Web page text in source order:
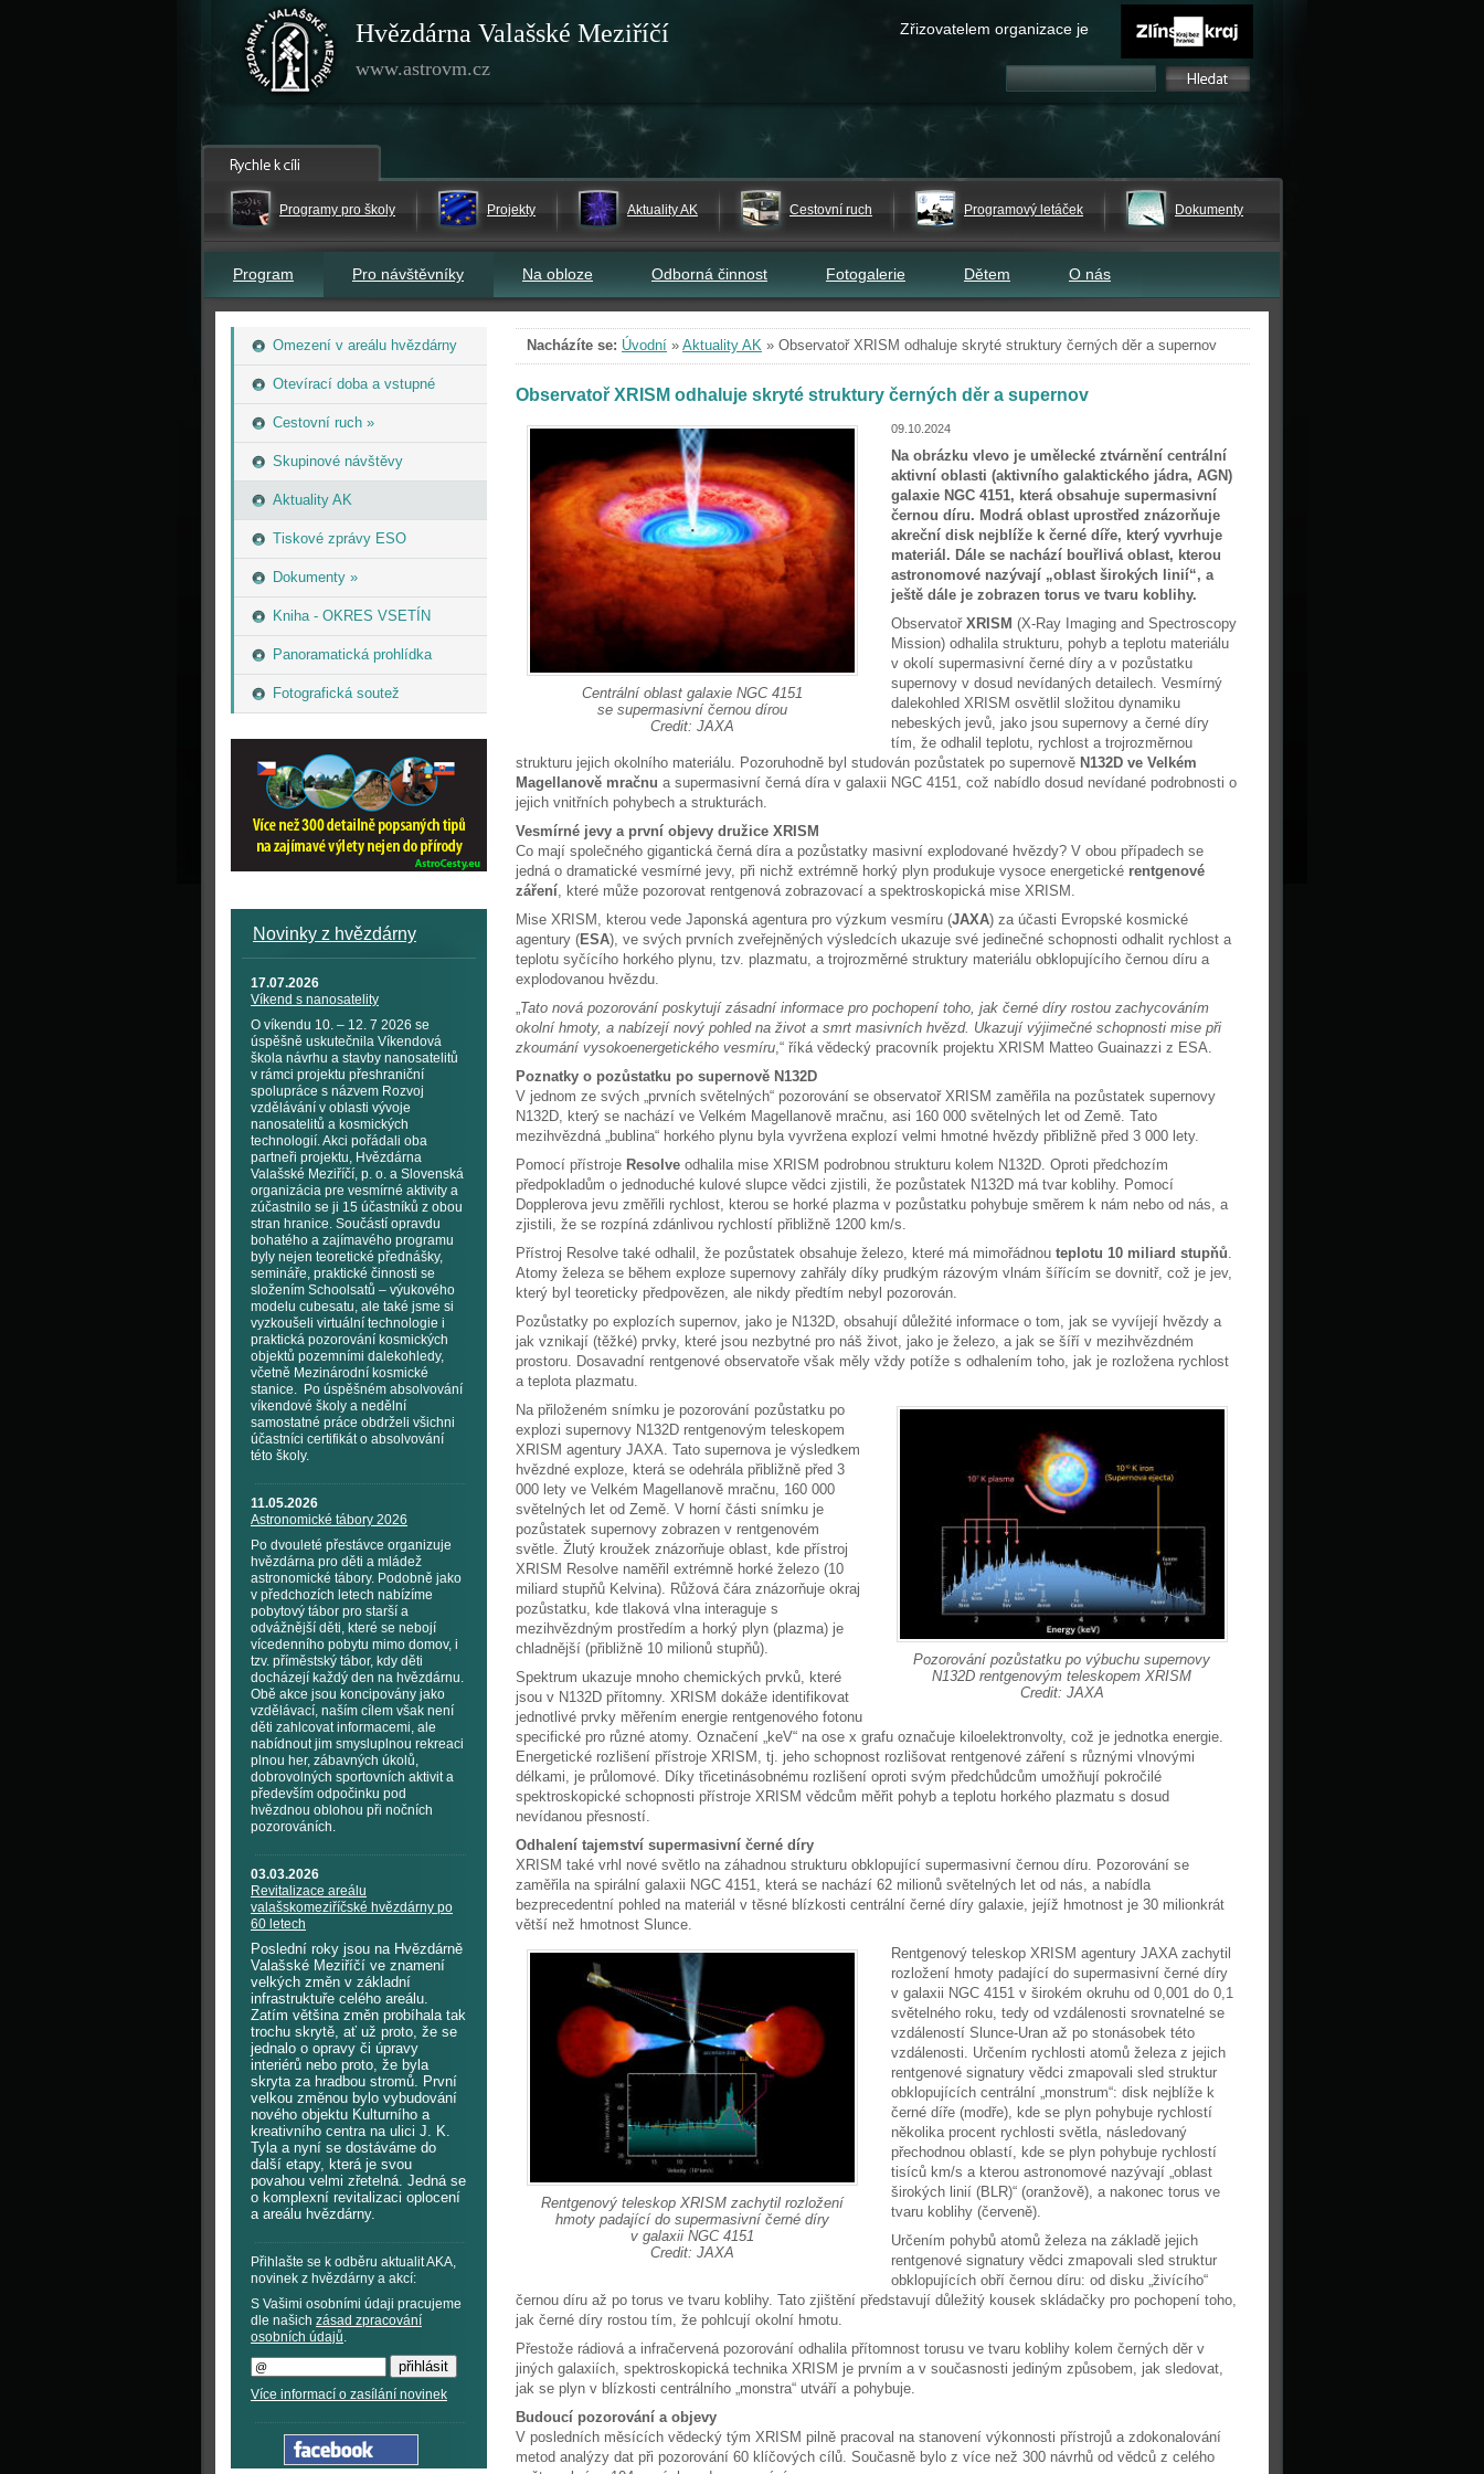
Hvězdárna Valašské Meziříčí
www.astrovm.cz
Zřizovatelem organizace je
Programy pro školy Projekty Aktuality AK Cestovní ruch Programový letáček Dokumenty
Program Pro návštěvníky Na obloze Odborná činnost Fotogalerie Dětem O nás
Omezení v areálu hvězdárny
Otevírací doba a vstupné
Cestovní ruch »
Skupinové návštěvy
Aktuality AK
Tiskové zprávy ESO
Dokumenty »
Kniha - OKRES VSETÍN
Panoramatická prohlídka
Fotografická soutež
Novinky z hvězdárny
17.07.2026
Víkend s nanosatelity
O víkendu 10. – 12. 7 2026 se
úspěšně uskutečnila Víkendová
škola návrhu a stavby nanosatelitů
v rámci projektu přeshraniční
spolupráce s názvem Rozvoj
vzdělávání v oblasti vývoje
nanosatelitů a kosmických
technologií. Akci pořádali oba
partneři projektu, Hvězdárna
Valašské Meziříčí, p. o. a Slovenská
organizácia pre vesmírné aktivity a
zúčastnilo se ji 15 účastníků z obou
stran hranice. Součástí opravdu
bohatého a zajímavého programu
byly nejen teoretické přednášky,
semináře, praktické činnosti se
složením Schoolsatů – výukového
modelu cubesatu, ale také jsme si
vyzkoušeli virtuální technologie i
praktická pozorování kosmických
objektů pozemními dalekohledy,
včetně Mezinárodní kosmické
stanice. Po úspěšném absolvování
víkendové školy a nedělní
samostatné práce obdrželi všichni
účastníci certifikát o absolvování
této školy.
11.05.2026
Astronomické tábory 2026
Po dvouleté přestávce organizuje
hvězdárna pro děti a mládež
astronomické tábory. Podobně jako
v předchozích letech nabízíme
pobytový tábor pro starší a
odvážnější děti, které se nebojí
vícedenního pobytu mimo domov, i
tzv. příměstský tábor, kdy děti
docházejí každý den na hvězdárnu.
Obě akce jsou koncipovány jako
vzdělávací, naším cílem však není
děti zahlcovat informacemi, ale
nabídnout jim smysluplnou rekreaci
plnou her, zábavných úkolů,
dobrovolných sportovních aktivit a
především odpočinku pod
hvězdnou oblohou při nočních
pozorováních.
03.03.2026
Revitalizace areálu
valašskomeziříčské hvězdárny po
60 letech
Poslední roky jsou na Hvězdárně
Valašské Meziříčí ve znamení
velkých změn v základní
infrastruktuře celého areálu.
Zatím většina změn probíhala tak
trochu skrytě, ať už proto, že se
jednalo o opravy či úpravy
interiérů nebo proto, že byla
skryta za hradbou stromů. První
velkou změnou bylo vybudování
nového objektu Kulturního a
kreativního centra na ulici J. K.
Tyla a nyní se dostáváme do
další etapy, která je svou
povahou velmi zřetelná. Jedná se
o komplexní revitalizaci oplocení
a areálu hvězdárny.
Přihlašte se k odběru aktualit AKA,
novinek z hvězdárny a akcí:
S Vašimi osobními údaji pracujeme
dle našich zásad zpracování
osobních údajů.
Více informací o zasílání novinek
Nacházíte se: Úvodní » Aktuality AK » Observatoř XRISM odhaluje skryté struktury černých děr a supernov
Observatoř XRISM odhaluje skryté struktury černých děr a supernov
09.10.2024
Centrální oblast galaxie NGC 4151
se supermasivní černou dírou
Credit: JAXA
Na obrázku vlevo je umělecké ztvárnění centrální
aktivní oblasti (aktivního galaktického jádra, AGN)
galaxie NGC 4151, která obsahuje supermasivní
černou díru. Modrá oblast uprostřed znázorňuje
akreční disk nejblíže k černé díře, který vyvrhuje
materiál. Dále se nachází bouřlivá oblast, kterou
astronomové nazývají „oblast širokých linií“, a
ještě dále je zobrazen torus ve tvaru koblihy.
Observatoř XRISM (X-Ray Imaging and Spectroscopy
Mission) odhalila strukturu, pohyb a teplotu materiálu
v okolí supermasivní černé díry a v pozůstatku
supernovy v dosud nevídaných detailech. Vesmírný
dalekohled XRISM osvětlil složitou dynamiku
nebeských jevů, jako jsou supernovy a černé díry
tím, že odhalil teplotu, rychlost a trojrozměrnou
strukturu jejich okolního materiálu. Pozoruhodně byl studován pozůstatek po supernově N132D ve Velkém
Magellanově mračnu a supermasivní černá díra v galaxii NGC 4151, což nabídlo dosud nevídané podrobnosti o
jejich vnitřních pohybech a strukturách.
Vesmírné jevy a první objevy družice XRISM
Co mají společného gigantická černá díra a pozůstatky masivní explodované hvězdy? V obou případech se
jedná o dramatické vesmírné jevy, při nichž extrémně horký plyn produkuje vysoce energetické rentgenové
záření, které může pozorovat rentgenová zobrazovací a spektroskopická mise XRISM.
Mise XRISM, kterou vede Japonská agentura pro výzkum vesmíru (JAXA) za účasti Evropské kosmické
agentury (ESA), ve svých prvních zveřejněných výsledcích ukazuje své jedinečné schopnosti odhalit rychlost a
teplotu syčícího horkého plynu, tzv. plazmatu, a trojrozměrné struktury materiálu obklopujícího černou díru a
explodovanou hvězdu.
„Tato nová pozorování poskytují zásadní informace pro pochopení toho, jak černé díry rostou zachycováním
okolní hmoty, a nabízejí nový pohled na život a smrt masivních hvězd. Ukazují výjimečné schopnosti mise při
zkoumání vysokoenergetického vesmíru,“ říká vědecký pracovník projektu XRISM Matteo Guainazzi z ESA.
Poznatky o pozůstatku po supernově N132D
V jednom ze svých „prvních světelných“ pozorování se observatoř XRISM zaměřila na pozůstatek supernovy
N132D, který se nachází ve Velkém Magellanově mračnu, asi 160 000 světelných let od Země. Tato
mezihvězdná „bublina“ horkého plynu byla vyvržena explozí velmi hmotné hvězdy přibližně před 3 000 lety.
Pomocí přístroje Resolve odhalila mise XRISM podrobnou strukturu kolem N132D. Oproti předchozím
předpokladům o jednoduché kulové slupce vědci zjistili, že pozůstatek N132D má tvar koblihy. Pomocí
Dopplerova jevu změřili rychlost, kterou se horké plazma v pozůstatku pohybuje směrem k nám nebo od nás, a
zjistili, že se rozpíná zdánlivou rychlostí přibližně 1200 km/s.
Přístroj Resolve také odhalil, že pozůstatek obsahuje železo, které má mimořádnou teplotu 10 miliard stupňů.
Atomy železa se během exploze supernovy zahřály díky prudkým rázovým vlnám šířícím se dovnitř, což je jev,
který byl teoreticky předpovězen, ale nikdy předtím nebyl pozorován.
Pozůstatky po explozích supernov, jako je N132D, obsahují důležité informace o tom, jak se vyvíjejí hvězdy a
jak vznikají (těžké) prvky, které jsou nezbytné pro náš život, jako je železo, a jak se šíří v mezihvězdném
prostoru. Dosavadní rentgenové observatoře však měly vždy potíže s odhalením toho, jak je rozložena rychlost
a teplota plazmatu.
Pozorování pozůstatku po výbuchu supernovy
N132D rentgenovým teleskopem XRISM
Credit: JAXA
Na přiloženém snímku je pozorování pozůstatku po
explozi supernovy N132D rentgenovým teleskopem
XRISM agentury JAXA. Tato supernova je výsledkem
hvězdné exploze, která se odehrála přibližně před 3
000 lety ve Velkém Magellanově mračnu, 160 000
světelných let od Země. V horní části snímku je
pozůstatek supernovy zobrazen v rentgenovém
světle. Žlutý kroužek znázorňuje oblast, kde přístroj
XRISM Resolve naměřil extrémně horké železo (10
miliard stupňů Kelvina). Růžová čára znázorňuje okraj
pozůstatku, kde tlaková vlna interaguje s
mezihvězdným prostředím a horký plyn (plazma) je
chladnější (přibližně 10 milionů stupňů).
Spektrum ukazuje mnoho chemických prvků, které
jsou v N132D přítomny. XRISM dokáže identifikovat
jednotlivé prvky měřením energie rentgenového fotonu
specifické pro různé atomy. Označení „keV“ na ose x grafu označuje kiloelektronvolty, což je jednotka energie.
Energetické rozlišení přístroje XRISM, tj. jeho schopnost rozlišovat rentgenové záření s různými vlnovými
délkami, je průlomové. Díky třicetinásobnému rozlišení oproti svým předchůdcům umožňují pokročilé
spektroskopické schopnosti přístroje XRISM vědcům měřit pohyb a teplotu horkého plazmatu s dosud
nevídanou přesností.
Odhalení tajemství supermasivní černé díry
XRISM také vrhl nové světlo na záhadnou strukturu obklopující supermasivní černou díru. Pozorování se
zaměřila na spirální galaxii NGC 4151, která se nachází 62 milionů světelných let od nás, a nabídla
bezprecedentní pohled na materiál v těsné blízkosti centrální černé díry galaxie, jejíž hmotnost je 30 milionkrát
větší než hmotnost Slunce.
Rentgenový teleskop XRISM zachytil rozložení
hmoty padající do supermasivní černé díry
v galaxii NGC 4151
Credit: JAXA
Rentgenový teleskop XRISM agentury JAXA zachytil
rozložení hmoty padající do supermasivní černé díry
v galaxii NGC 4151 v širokém okruhu od 0,001 do 0,1
světelného roku, tedy od vzdálenosti srovnatelné se
vzdáleností Slunce-Uran až po stonásobek této
vzdálenosti. Určením rychlosti atomů železa z jejich
rentgenové signatury vědci zmapovali sled struktur
obklopujících centrální „monstrum“: disk nejblíže k
černé díře (modře), kde se plyn pohybuje rychlostí
několika procent rychlosti světla, následovaný
přechodnou oblastí, kde se plyn pohybuje rychlostí
tisíců km/s a kterou astronomové nazývají „oblast
širokých linií (BLR)“ (oranžově), a nakonec torus ve
tvaru koblihy (červeně).
Určením pohybů atomů železa na základě jejich
rentgenové signatury vědci zmapovali sled struktur
obklopujících obří černou díru: od disku „živícího“
černou díru až po torus ve tvaru koblihy. Tato zjištění představují důležitý kousek skládačky pro pochopení toho,
jak černé díry rostou tím, že pohlcují okolní hmotu.
Přestože rádiová a infračervená pozorování odhalila přítomnost torusu ve tvaru koblihy kolem černých děr v
jiných galaxiích, spektroskopická technika XRISM je prvním a v současnosti jediným způsobem, jak sledovat,
jak se plyn v blízkosti centrálního „monstra“ utváří a pohybuje.
Budoucí pozorování a objevy
V posledních měsících vědecký tým XRISM pilně pracoval na stanovení výkonnosti přístrojů a zdokonalování
metod analýzy dat při pozorování 60 klíčových cílů. Současně bylo z více než 300 návrhů od vědců z celého